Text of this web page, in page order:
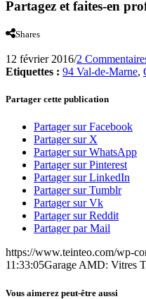
Partagez et faites-en
Shares
12 février 2016/2
Etiquettes : 94 Val-de-Marne,
Partager cette publication
Partager sur Facebook
Partager sur X
Partager sur WhatsApp
Partager sur Pinterest
Partager sur LinkedIn
Partager sur Tumblr
Partager sur Vk
Partager sur Reddit
Partager par Mail
https://www.teinteo.com/wp-
11:33:05Garage AMD: Vitres
Vous aimerez peut-être aussi